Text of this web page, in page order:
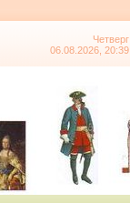
Четверг
06.08.2026, 20:39